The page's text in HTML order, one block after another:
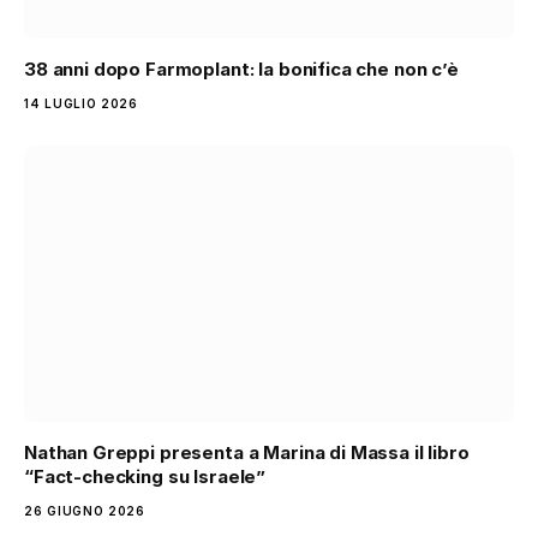
38 anni dopo Farmoplant: la bonifica che non c’è
14 LUGLIO 2026
Nathan Greppi presenta a Marina di Massa il libro
“Fact-checking su Israele”
26 GIUGNO 2026